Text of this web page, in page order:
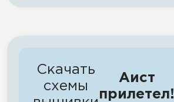
Скачать
схемы
Аист
прилетел!